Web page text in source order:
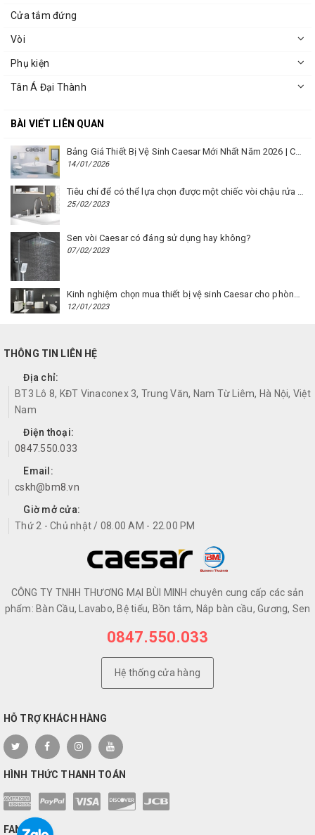
Cửa tắm đứng
Vòi
Phụ kiện
Tân Á Đại Thành
BÀI VIẾT LIÊN QUAN
Bảng Giá Thiết Bị Vệ Sinh Caesar Mới Nhất Năm 2026 | Cập Nhật Liên Tục Tại BM8.VN
14/01/2026
Tiêu chí để có thể lựa chọn được một chiếc vòi chậu rửa mặt Caesar phù hợp
25/02/2023
Sen vòi Caesar có đáng sử dụng hay không?
07/02/2023
Kinh nghiệm chọn mua thiết bị vệ sinh Caesar cho phòng trọ
12/01/2023
THÔNG TIN LIÊN HỆ
Địa chỉ:
BT3 Lô 8, KĐT Vinaconex 3, Trung Văn, Nam Từ Liêm, Hà Nội, Việt
Nam
Điện thoại:
0847.550.033
Email:
cskh@bm8.vn
Giờ mở cửa:
Thứ 2 - Chủ nhật / 08.00 AM - 22.00 PM
CÔNG TY TNHH THƯƠNG MẠI BÙI MINH chuyên cung cấp các sản
phẩm: Bàn Cầu, Lavabo, Bệ tiểu, Bồn tắm, Nắp bàn cầu, Gương, Sen
0847.550.033
Hệ thống cửa hàng
HỖ TRỢ KHÁCH HÀNG
HÌNH THỨC THANH TOÁN
FANPAGE